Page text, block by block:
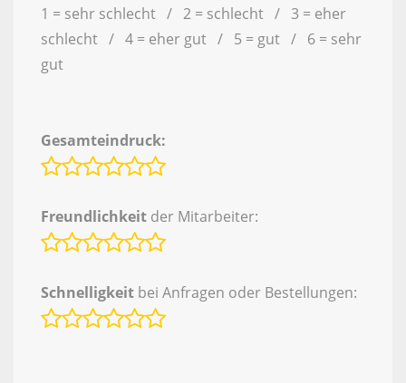
1 = sehr schlecht / 2 = schlecht / 3 = eher
schlecht / 4 = eher gut / 5 = gut / 6 = sehr
gut
Gesamteindruck:
Freundlichkeit der Mitarbeiter:
Schnelligkeit bei Anfragen oder Bestellungen: